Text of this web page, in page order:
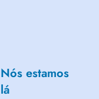
Nós estamos
lá